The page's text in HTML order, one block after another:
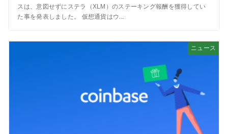
スは、意図せずにステラ（XLM）のステーキング報酬を獲得してい
た事を発表しました。 仮想通貨はウ...
ニュース